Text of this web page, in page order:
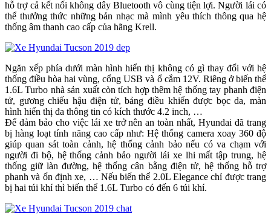
hỗ trợ cả kết nối không dây Bluetooth vô cùng tiện lợi. Người lái có
thể thưởng thức những bản nhạc mà mình yêu thích thông qua hệ
thống âm thanh cao cấp của hãng Krell.
Ngăn xếp phía dưới màn hình hiển thị không có gì thay đổi với hệ
thống điều hòa hai vùng, cổng USB và ổ cắm 12V. Riêng ở biến thể
1.6L Turbo nhà sản xuất còn tích hợp thêm hệ thống tay phanh điện
tử, gương chiếu hậu điện tử, bảng điều khiển được bọc da, màn
hình hiển thị đa thông tin có kích thước 4.2 inch, …
Để đảm bảo cho việc lái xe trở nên an toàn nhất, Hyundai đã trang
bị hàng loạt tính năng cao cấp như: Hệ thống camera xoay 360 độ
giúp quan sát toàn cảnh, hệ thống cảnh bảo nếu có va chạm với
người đi bộ, hệ thống cảnh bảo người lái xe lhi mất tập trung, hệ
thống giữ làn đường, hệ thống cân bằng điện tử, hệ thống hỗ trợ
phanh và ổn định xe, … Nếu biến thể 2.0L Elegance chỉ được trang
bị hai túi khí thì biến thể 1.6L Turbo có đến 6 túi khí.